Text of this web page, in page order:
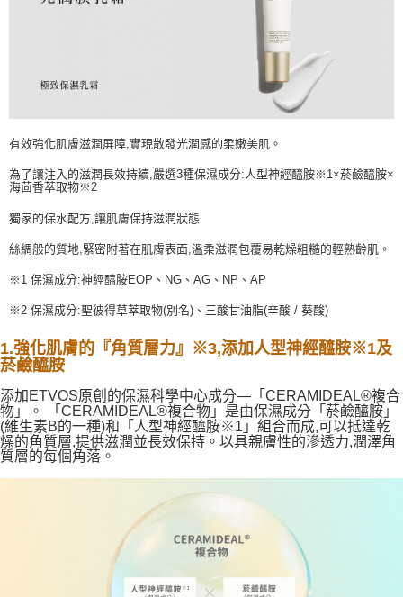
有效強化肌膚滋潤屏障,實現散發光潤感的柔嫩美肌。
為了讓注入的滋潤長效持續,嚴選3種保濕成分:人型神經醯胺※1×菸鹼醯胺×
海茴香萃取物※2
獨家的保水配方,讓肌膚保持滋潤狀態
絲綢般的質地,緊密附著在肌膚表面,溫柔滋潤包覆易乾燥粗糙的輕熟齡肌。
※1 保濕成分:神經醯胺EOP、NG、AG、NP、AP
※2 保濕成分:聖彼得草萃取物(別名)、三酸甘油脂(辛酸 / 葵酸)
1.強化肌膚的『角質層力』※3,添加人型神經醯胺※1及
菸鹼醯胺
添加ETVOS原創的保濕科學中心成分—「CERAMIDEAL®複合
物」。 「CERAMIDEAL®複合物」是由保濕成分「菸鹼醯胺」
(維生素B的一種)和「人型神經醯胺※1」組合而成,可以抵達乾
燥的角質層,提供滋潤並長效保持。以具親膚性的滲透力,潤澤角
質層的每個角落。